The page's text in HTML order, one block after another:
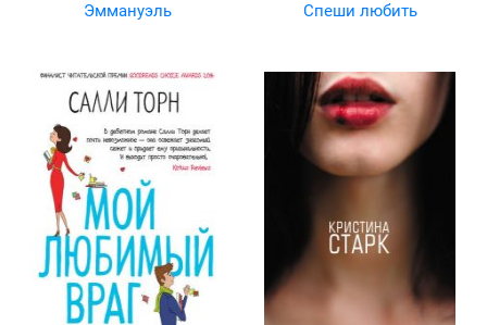
Эммануэль
Спеши любить